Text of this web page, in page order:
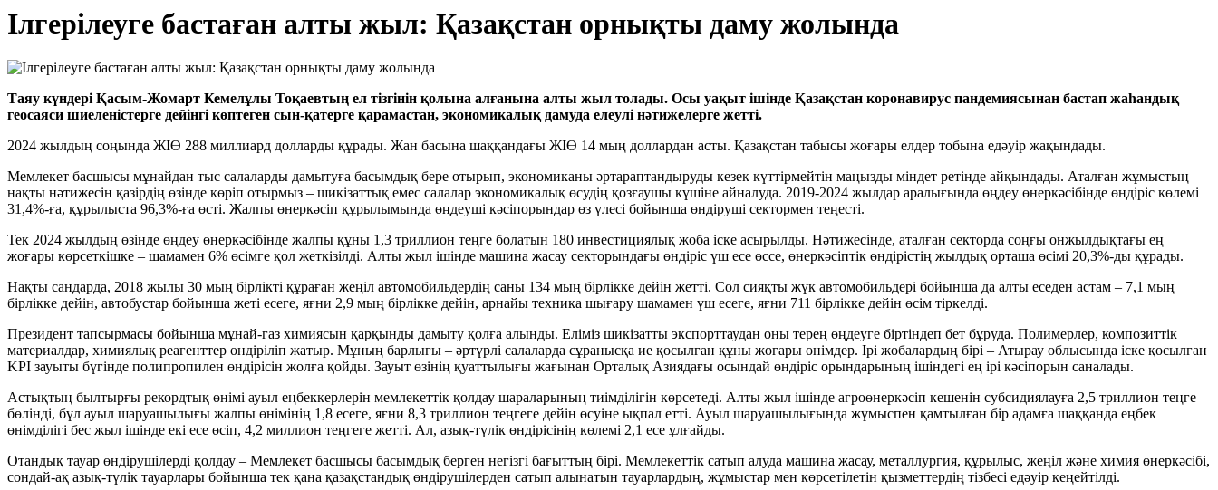
Ілгерілеуге бастаған алты жыл: Қазақстан орнықты даму жолында
Таяу күндері Қасым-Жомарт Кемелұлы Тоқаевтың ел тізгінін қолына алғанына алты жыл толады. Осы уақыт ішінде Қазақстан коронавирус пандемиясынан бастап жаһандық
геосаяси шиеленістерге дейінгі көптеген сын-қатерге қарамастан, экономикалық дамуда елеулі нәтижелерге жетті.
2024 жылдың соңында ЖІӨ 288 миллиард долларды құрады. Жан басына шаққандағы ЖІӨ 14 мың доллардан асты. Қазақстан табысы жоғары елдер тобына едәуір жақындады.
Мемлекет басшысы мұнайдан тыс салаларды дамытуға басымдық бере отырып, экономиканы әртараптандыруды кезек күттірмейтін маңызды міндет ретінде айқындады. Аталған жұмыстың
нақты нәтижесін қазірдің өзінде көріп отырмыз – шикізаттық емес салалар экономикалық өсудің қозғаушы күшіне айналуда. 2019-2024 жылдар аралығында өңдеу өнеркәсібінде өндіріс көлемі
31,4%-ға, құрылыста 96,3%-ға өсті. Жалпы өнеркәсіп құрылымында өңдеуші кәсіпорындар өз үлесі бойынша өндіруші сектормен теңесті.
Тек 2024 жылдың өзінде өңдеу өнеркәсібінде жалпы құны 1,3 триллион теңге болатын 180 инвестициялық жоба іске асырылды. Нәтижесінде, аталған секторда соңғы онжылдықтағы ең
жоғары көрсеткішке – шамамен 6% өсімге қол жеткізілді. Алты жыл ішінде машина жасау секторындағы өндіріс үш есе өссе, өнеркәсіптік өндірістің жылдық орташа өсімі 20,3%-ды құрады.
Нақты сандарда, 2018 жылы 30 мың бірлікті құраған жеңіл автомобильдердің саны 134 мың бірлікке дейін жетті. Сол сияқты жүк автомобильдері бойынша да алты еседен астам – 7,1 мың
бірлікке дейін, автобустар бойынша жеті есеге, яғни 2,9 мың бірлікке дейін, арнайы техника шығару шамамен үш есеге, яғни 711 бірлікке дейін өсім тіркелді.
Президент тапсырмасы бойынша мұнай-газ химиясын қарқынды дамыту қолға алынды. Еліміз шикізатты экспорттаудан оны терең өңдеуге біртіндеп бет бұруда. Полимерлер, композиттік
материалдар, химиялық реагенттер өндіріліп жатыр. Мұның барлығы – әртүрлі салаларда сұранысқа ие қосылған құны жоғары өнімдер. Ірі жобалардың бірі – Атырау облысында іске қосылған
KPI зауыты бүгінде полипропилен өндірісін жолға қойды. Зауыт өзінің қуаттылығы жағынан Орталық Азиядағы осындай өндіріс орындарының ішіндегі ең ірі кәсіпорын саналады.
Астықтың былтырғы рекордтық өнімі ауыл еңбеккерлерін мемлекеттік қолдау шараларының тиімділігін көрсетеді. Алты жыл ішінде агроөнеркәсіп кешенін субсидиялауға 2,5 триллион теңге
бөлінді, бұл ауыл шаруашылығы жалпы өнімінің 1,8 есеге, яғни 8,3 триллион теңгеге дейін өсуіне ықпал етті. Ауыл шаруашылығында жұмыспен қамтылған бір адамға шаққанда еңбек
өнімділігі бес жыл ішінде екі есе өсіп, 4,2 миллион теңгеге жетті. Ал, азық-түлік өндірісінің көлемі 2,1 есе ұлғайды.
Отандық тауар өндірушілерді қолдау – Мемлекет басшысы басымдық берген негізгі бағыттың бірі. Мемлекеттік сатып алуда машина жасау, металлургия, құрылыс, жеңіл және химия өнеркәсібі,
сондай-ақ азық-түлік тауарлары бойынша тек қана қазақстандық өндірушілерден сатып алынатын тауарлардың, жұмыстар мен көрсетілетін қызметтердің тізбесі едәуір кеңейтілді.